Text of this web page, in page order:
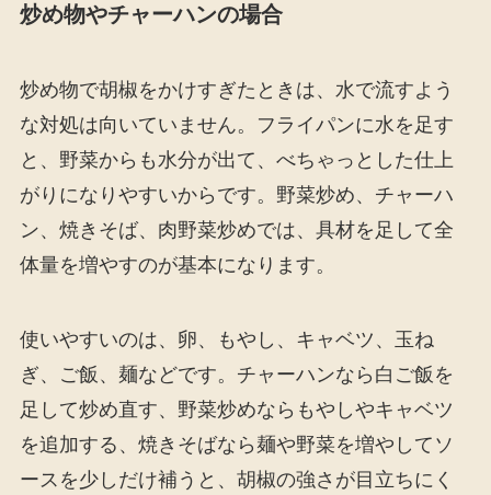
炒め物やチャーハンの場合
炒め物で胡椒をかけすぎたときは、水で流すよう
な対処は向いていません。フライパンに水を足す
と、野菜からも水分が出て、べちゃっとした仕上
がりになりやすいからです。野菜炒め、チャーハ
ン、焼きそば、肉野菜炒めでは、具材を足して全
体量を増やすのが基本になります。
使いやすいのは、卵、もやし、キャベツ、玉ね
ぎ、ご飯、麺などです。チャーハンなら白ご飯を
足して炒め直す、野菜炒めならもやしやキャベツ
を追加する、焼きそばなら麺や野菜を増やしてソ
ースを少しだけ補うと、胡椒の強さが目立ちにく